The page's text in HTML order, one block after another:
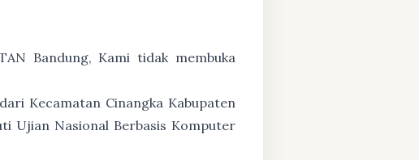
Bandung, Kami tidak membuka
Kecamatan Cinangka Kabupaten
Ujian Nasional Berbasis Komputer